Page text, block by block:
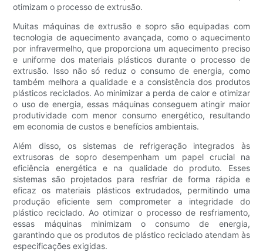
otimizam o processo de extrusão.
Muitas máquinas de extrusão e sopro são equipadas com
tecnologia de aquecimento avançada, como o aquecimento
por infravermelho, que proporciona um aquecimento preciso
e uniforme dos materiais plásticos durante o processo de
extrusão. Isso não só reduz o consumo de energia, como
também melhora a qualidade e a consistência dos produtos
plásticos reciclados. Ao minimizar a perda de calor e otimizar
o uso de energia, essas máquinas conseguem atingir maior
produtividade com menor consumo energético, resultando
em economia de custos e benefícios ambientais.
Além disso, os sistemas de refrigeração integrados às
extrusoras de sopro desempenham um papel crucial na
eficiência energética e na qualidade do produto. Esses
sistemas são projetados para resfriar de forma rápida e
eficaz os materiais plásticos extrudados, permitindo uma
produção eficiente sem comprometer a integridade do
plástico reciclado. Ao otimizar o processo de resfriamento,
essas máquinas minimizam o consumo de energia,
garantindo que os produtos de plástico reciclado atendam às
especificações exigidas.